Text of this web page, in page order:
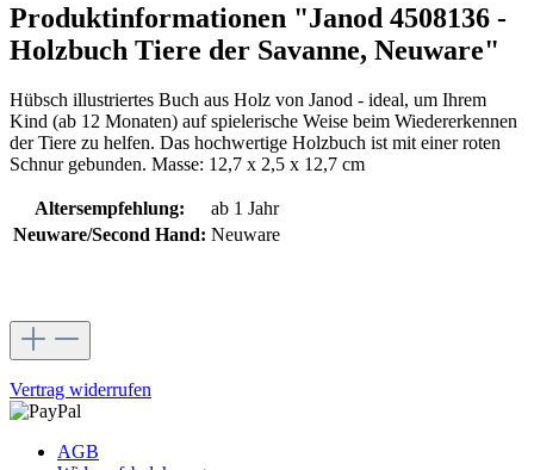
Produktinformationen "Janod 4508136 -
Holzbuch Tiere der Savanne, Neuware"
Hübsch illustriertes Buch aus Holz von Janod - ideal, um Ihrem
Kind (ab 12 Monaten) auf spielerische Weise beim Wiedererkennen
der Tiere zu helfen. Das hochwertige Holzbuch ist mit einer roten
Schnur gebunden. Masse: 12,7 x 2,5 x 12,7 cm
Altersempfehlung:
ab 1 Jahr
Neuware/Second Hand: Neuware
Vertrag widerrufen
AGB